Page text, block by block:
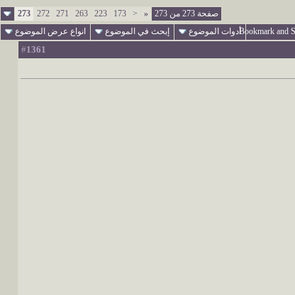
صفحة 273 من 273 «
<
173
223
263
271
272
273
أدوات الموضوع
إبحث في الموضوع انواع عرض الموضوع
1361